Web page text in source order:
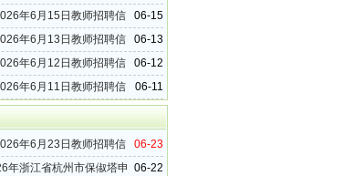
06-15
年6月15日教师招聘信
06-13
年6月13日教师招聘信
06-12
年6月12日教师招聘信
06-11
年6月11日教师招聘信
06-23
年6月23日教师招聘信
06-22
年浙江省杭州市保俶塔申